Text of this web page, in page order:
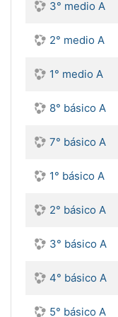
3° medio A
2° medio A
1° medio A
8° básico A
7° básico A
1° básico A
2° básico A
3° básico A
4° básico A
5° básico A